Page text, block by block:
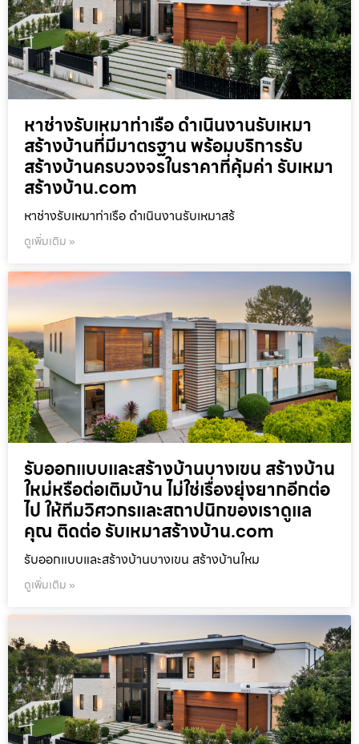
หาช่างรับเหมาท่าเรือ ดำเนินงานรับเหมา
สร้างบ้านที่มีมาตรฐาน พร้อมบริการรับ
สร้างบ้านครบวงจรในราคาที่คุ้มค่า รับเหมา
สร้างบ้าน.com
หาช่างรับเหมาท่าเรือ ดำเนินงานรับเหมาสร้
ดูเพิ่มเติม »
รับออกแบบและสร้างบ้านบางเขน สร้างบ้าน
ใหม่หรือต่อเติมบ้าน ไม่ใช่เรื่องยุ่งยากอีกต่อ
ไป ให้ทีมวิศวกรและสถาปนิกของเราดูแล
คุณ ติดต่อ รับเหมาสร้างบ้าน.com
รับออกแบบและสร้างบ้านบางเขน สร้างบ้านใหม
ดูเพิ่มเติม »